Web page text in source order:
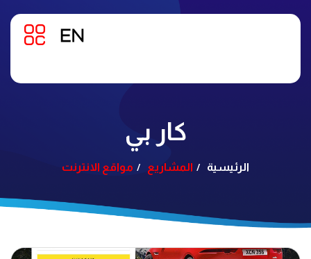
كار بي
الرئيسية المشاريع مواقع الانترنت